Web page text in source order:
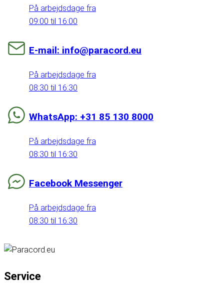
På arbejdsdage fra
09:00 til 16:00
E-mail: info@paracord.eu
På arbejdsdage fra
08:30 til 16:30
WhatsApp: +31 85 130 8000
På arbejdsdage fra
08:30 til 16:30
Facebook Messenger
På arbejdsdage fra
08:30 til 16:30
Service